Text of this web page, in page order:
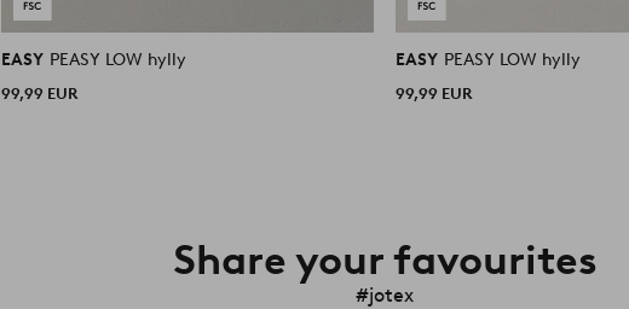
EASY PEASY LOW hylly
99,99 EUR
EASY PEASY LOW hylly
99,99 EUR
Share your favourites
#jotex